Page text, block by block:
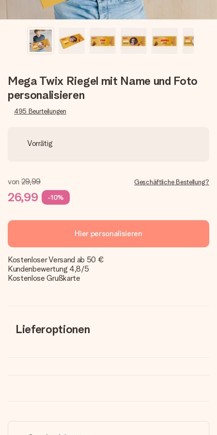
Mega Twix Riegel mit Name und Foto
personalisieren
495 Beurteilungen
Vorrätig
von 29,99
26,99 -10%
Geschäftliche Bestellung?
Hier personalisieren
Kostenloser Versand ab 50 €
Kundenbewertung 4,8/5
Kostenlose Grußkarte
Lieferoptionen